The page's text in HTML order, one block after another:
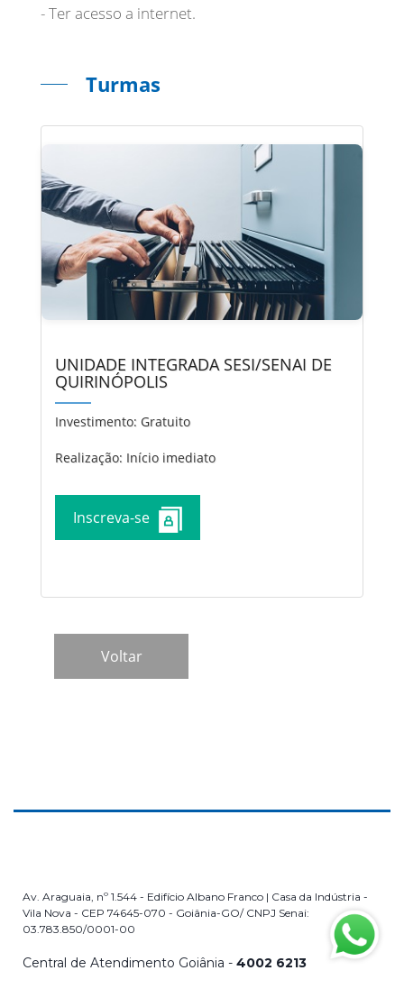
- Ter acesso a internet.
Turmas
UNIDADE INTEGRADA SESI/SENAI DE
QUIRINÓPOLIS
Investimento: Gratuito
Realização: Início imediato
Inscreva-se
Av. Araguaia, nº 1.544 - Edifício Albano Franco | Casa da Indústria -
Vila Nova - CEP 74645-070 - Goiânia-GO/ CNPJ Senai:
03.783.850/0001-00
Central de Atendimento Goiânia - 4002 6213